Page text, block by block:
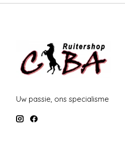
Uw passie, ons specialisme